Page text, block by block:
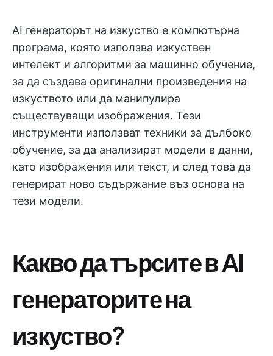
AI генераторът на изкуство е компютърна
програма, която използва изкуствен
интелект и алгоритми за машинно обучение,
за да създава оригинални произведения на
изкуството или да манипулира
съществуващи изображения. Тези
инструменти използват техники за дълбоко
обучение, за да анализират модели в данни,
като изображения или текст, и след това да
генерират ново съдържание въз основа на
тези модели.
Какво да търсите в AI
генераторите на
изкуство?